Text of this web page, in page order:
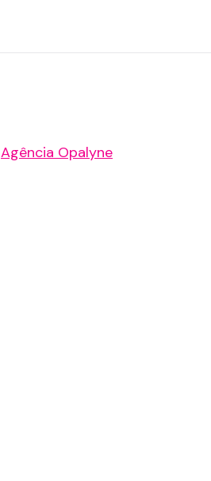
Agência Opalyne